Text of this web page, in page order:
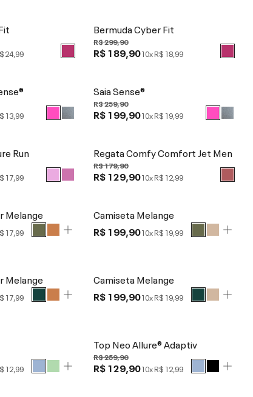
24,99
Bermuda Cyber Fit
R$ 299,90
R$ 189,9010xR$ 18,99
13,99
Saia Sense®
R$ 259,90
R$ 199,9010xR$ 19,99
Run
17,99
Regata Comfy Comfort Jet Men
R$ 179,90
R$ 129,9010xR$ 12,99
Melange
17,99
Camiseta Melange
R$ 199,9010xR$ 19,99
Melange
17,99
Camiseta Melange
R$ 199,9010xR$ 19,99
12,99
Top Neo Allure® Adaptiv
R$ 259,90
R$ 129,9010xR$ 12,99